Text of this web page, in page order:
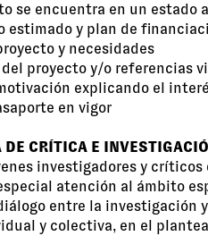
se encuentra en un
estimado y plan de
y necesidades
del proyecto y/o referencias
explicando el
en vigor
DE CRÍTICA E
investigadores y
atención al ámbito
entre la investigación
y colectiva, en el